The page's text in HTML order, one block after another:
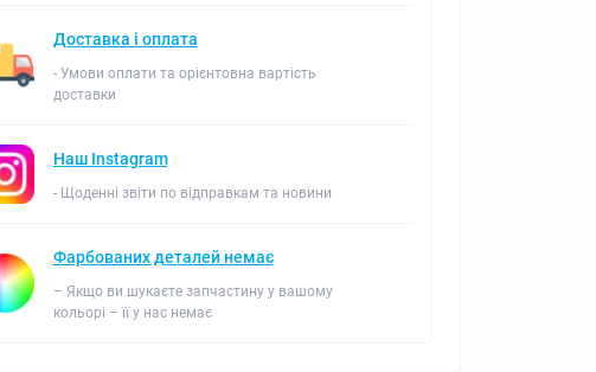
Доставка і оплата
- Умови оплати та орієнтовна вартість
доставки
Наш Instagram
- Щоденні звіти по відправкам та новини
Фарбованих деталей немає
– Якщо ви шукаєте запчастину у вашому
кольорі – її у нас немає